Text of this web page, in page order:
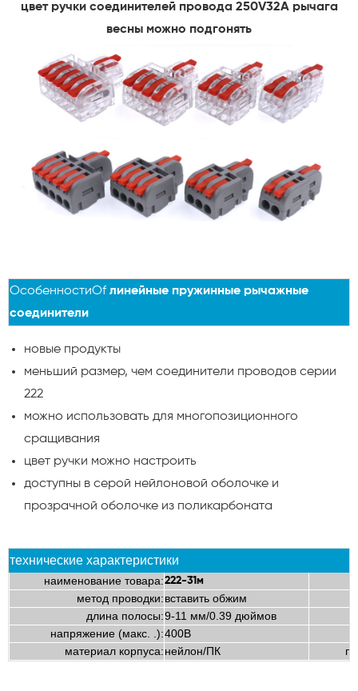
цвет ручки соединителей провода 250V32A рычага
весны можно подгонять
ОсобенностиOfлинейные пружинные рычажные
соединители
новые продукты
меньший размер, чем соединители проводов серии
222
можно использовать для многопозиционного
сращивания
цвет ручки можно настроить
доступны в серой нейлоновой оболочке и
прозрачной оболочке из поликарбоната
технические характеристики
наименование товара:222-31м
метод проводки:вставить обжим
длина полосы:9-11 мм/0.39 дюймов
напряжение (макс. .):400В
материал корпуса:нейлон/ПК